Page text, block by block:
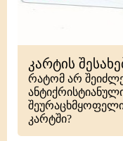
კარტის
რატომ არ
კარტში?